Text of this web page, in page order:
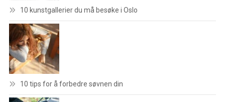
10 kunstgallerier du må besøke i Oslo
10 tips for å forbedre søvnen din